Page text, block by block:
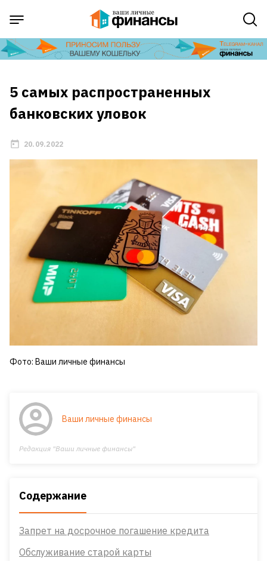
5 самых распространенных
банковских уловок
20.09.2022
Фото: Ваши личные финансы
Ваши личные финансы
Редакция "Ваши личные финансы"
Содержание
Запрет на досрочное погашение кредита
Обслуживание старой карты